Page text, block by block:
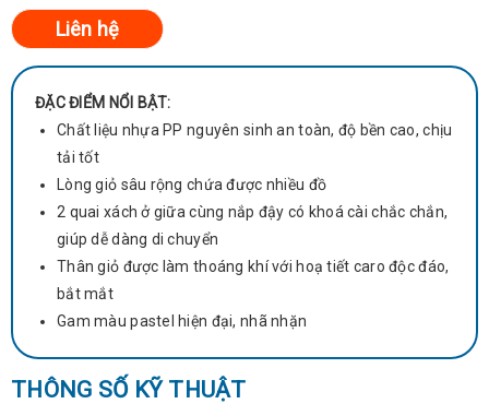
ĐẶC ĐIỂM NỔI BẬT:
Chất liệu nhựa PP nguyên sinh an toàn, độ bền cao, chịu
tải tốt
Lòng giỏ sâu rộng chứa được nhiều đồ
2 quai xách ở giữa cùng nắp đậy có khoá cài chắc chắn,
giúp dễ dàng di chuyển
Thân giỏ được làm thoáng khí với hoạ tiết caro độc đáo,
bắt mắt
Gam màu pastel hiện đại, nhã nhặn
THÔNG SỐ KỸ THUẬT